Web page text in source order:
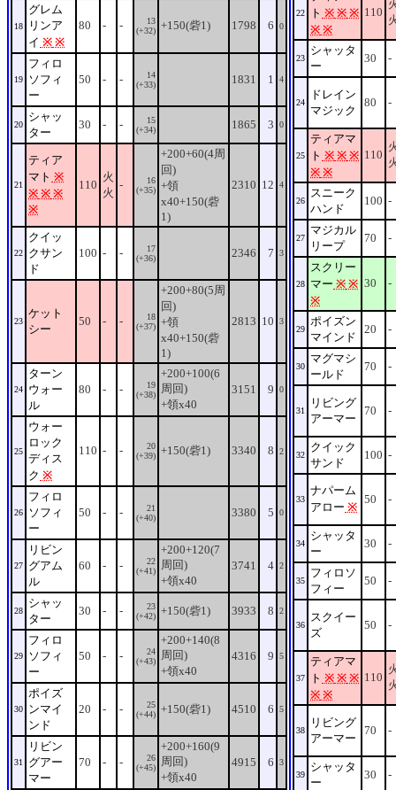
18
グレム
リンア
イ ※ ※
80 - -
13
(+32) +150(砦1) 1798 6 0
19
フィロ
ソフィ
ー
50 - -
14
(+33)
1831 1 4
20
シャッ
ター
30 - -
15
(+34)
1865 3 0
21
ティア
マト ※
※ ※ ※
※
110
火
火
-
16
(+35)
+200+60(4周
回)
+領
x40+150(砦
1)
2310 12 4
22
クイッ
クサン
ド
100 - -
17
(+36)
2346 7 3
23
ケット
シー
50 - -
18
(+37)
+200+80(5周
回)
+領
x40+150(砦
1)
2813 10 3
24
ターン
ウォー
ル
80 - -
19
(+38)
+200+100(6
周回)
+領x40
3151 9 0
25
ウォー
ロック
ディス
ク ※
110 - -
20
(+39) +150(砦1) 3340 8 2
26
フィロ
ソフィ
ー
50 - -
21
(+40)
3380 5 0
27
リビン
グアム
ル
60 - -
22
(+41)
+200+120(7
周回)
+領x40
3741 4 2
28
シャッ
ター
30 - -
23
(+42) +150(砦1) 3933 8 2
29
フィロ
ソフィ
ー
50 - -
24
(+43)
+200+140(8
周回)
+領x40
4316 9 5
30
ポイズ
ンマイ
ンド
20 - -
25
(+44) +150(砦1) 4510 6 5
31
リビン
グアー
マー
70 - -
26
(+45)
+200+160(9
周回)
+領x40
4915 6 3
22
ト ※ ※ ※
※ ※
110
23
シャッタ
ー
30 -
24
ドレイン
マジック
80 -
25
ティアマ
ト ※ ※ ※
※ ※
110
26
スニーク
ハンド
100 -
27
マジカル
リープ
70 -
28
スクリー
マー ※ ※
※
30 -
29
ポイズン
マインド
20 -
30
マグマシ
ールド
70 -
31
リビング
アーマー
70 -
32
クイック
サンド
100 -
33
ナパーム
アロー ※
50 -
34
シャッタ
ー
30 -
35
フィロソ
フィー
50 -
36
スクイー
ズ
50 -
37
ティアマ
ト ※ ※ ※
※ ※
110
38
リビング
アーマー
70 -
39
シャッタ
ー
30 -